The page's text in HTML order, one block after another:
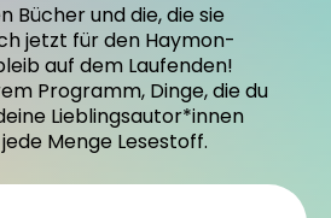
Bücher und die, die sie
jetzt für den Haymon-
auf dem Laufenden!
Programm, Dinge, die du
Lieblingsautor*innen
Menge Lesestoff.